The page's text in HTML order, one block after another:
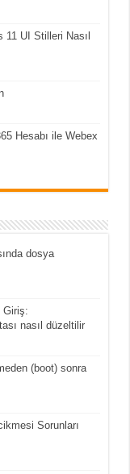
11 UI Stilleri Nasıl
Hesabı ile Webex
dosya
Giriş:
nasıl düzeltilir
(boot) sonra
Sorunları